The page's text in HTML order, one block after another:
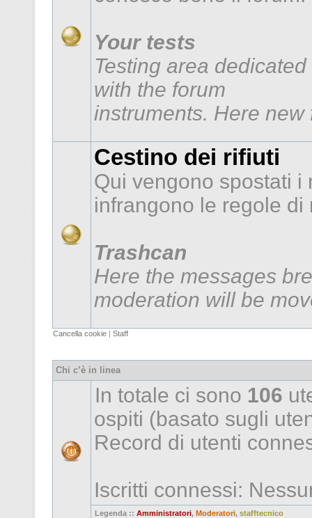
Your tests
Testing area
with the forum
instruments. Here
Cestino dei rifiuti
Qui vengono spostati i
infrangono le regole di
Trashcan
Here the messages
moderation will be
Cancella cookie | Staff
Chi c’è in linea
In totale ci sono 106
ospiti (basato sugli
Record di utenti
Iscritti connessi:
Legenda :: Amministratori, Moderatori, stafftecnico